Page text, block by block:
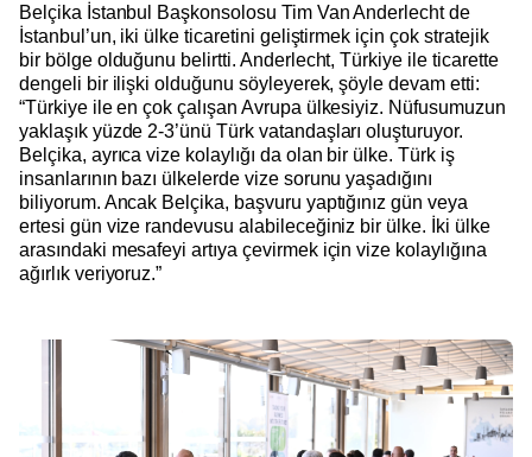
Belçika İstanbul Başkonsolosu Tim Van Anderlecht de
İstanbul’un, iki ülke ticaretini geliştirmek için çok stratejik
bir bölge olduğunu belirtti. Anderlecht, Türkiye ile ticarette
dengeli bir ilişki olduğunu söyleyerek, şöyle devam etti:
“Türkiye ile en çok çalışan Avrupa ülkesiyiz. Nüfusumuzun
yaklaşık yüzde 2-3’ünü Türk vatandaşları oluşturuyor.
Belçika, ayrıca vize kolaylığı da olan bir ülke. Türk iş
insanlarının bazı ülkelerde vize sorunu yaşadığını
biliyorum. Ancak Belçika, başvuru yaptığınız gün veya
ertesi gün vize randevusu alabileceğiniz bir ülke. İki ülke
arasındaki mesafeyi artıya çevirmek için vize kolaylığına
ağırlık veriyoruz.”